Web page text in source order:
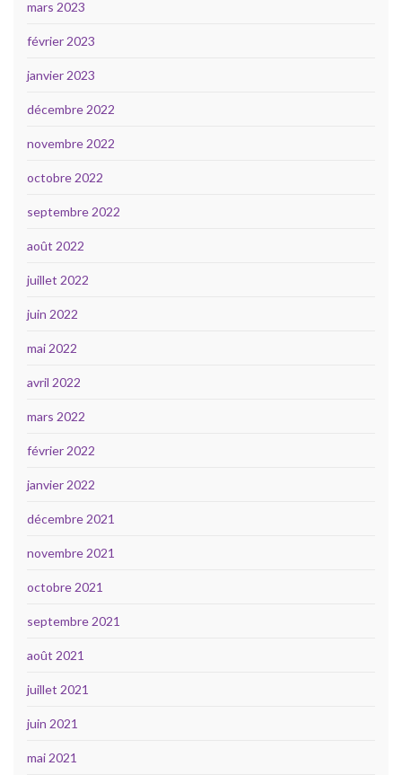
mars 2023
février 2023
janvier 2023
décembre 2022
novembre 2022
octobre 2022
septembre 2022
août 2022
juillet 2022
juin 2022
mai 2022
avril 2022
mars 2022
février 2022
janvier 2022
décembre 2021
novembre 2021
octobre 2021
septembre 2021
août 2021
juillet 2021
juin 2021
mai 2021